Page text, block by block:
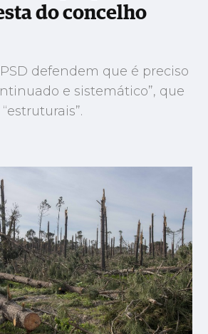
do concelho
defendem que é preciso
e sistemático”, que